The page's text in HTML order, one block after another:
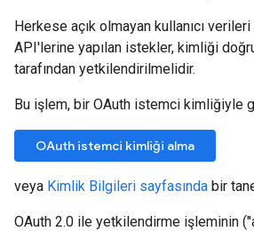
Herkese açık olmayan kullanıcı
API'lerine yapılan istekler, kimliği
tarafından yetkilendirilmelidir.
Bu işlem, bir OAuth istemci kimliğiyle
OAuth istemci kimliği alma
veya Kimlik Bilgileri sayfasında bir
OAuth 2.0 ile yetkilendirme işleminin